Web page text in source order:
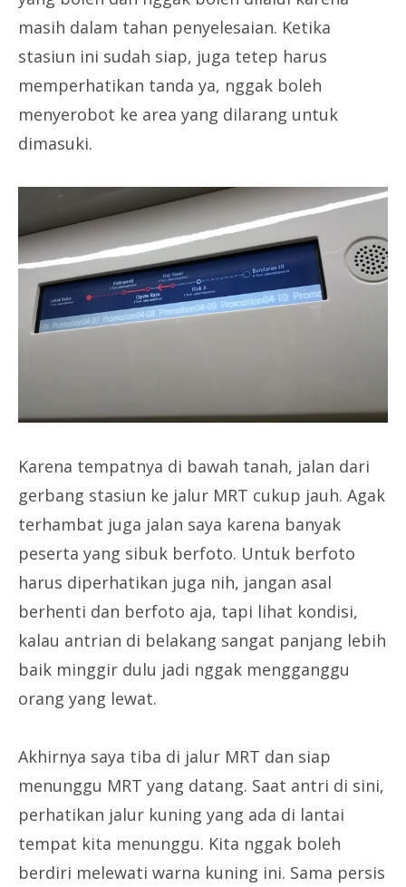
masih dalam tahan penyelesaian. Ketika
stasiun ini sudah siap, juga tetep harus
memperhatikan tanda ya, nggak boleh
menyerobot ke area yang dilarang untuk
dimasuki.
Karena tempatnya di bawah tanah, jalan dari
gerbang stasiun ke jalur MRT cukup jauh. Agak
terhambat juga jalan saya karena banyak
peserta yang sibuk berfoto. Untuk berfoto
harus diperhatikan juga nih, jangan asal
berhenti dan berfoto aja, tapi lihat kondisi,
kalau antrian di belakang sangat panjang lebih
baik minggir dulu jadi nggak mengganggu
orang yang lewat.
Akhirnya saya tiba di jalur MRT dan siap
menunggu MRT yang datang. Saat antri di sini,
perhatikan jalur kuning yang ada di lantai
tempat kita menunggu. Kita nggak boleh
berdiri melewati warna kuning ini. Sama persis